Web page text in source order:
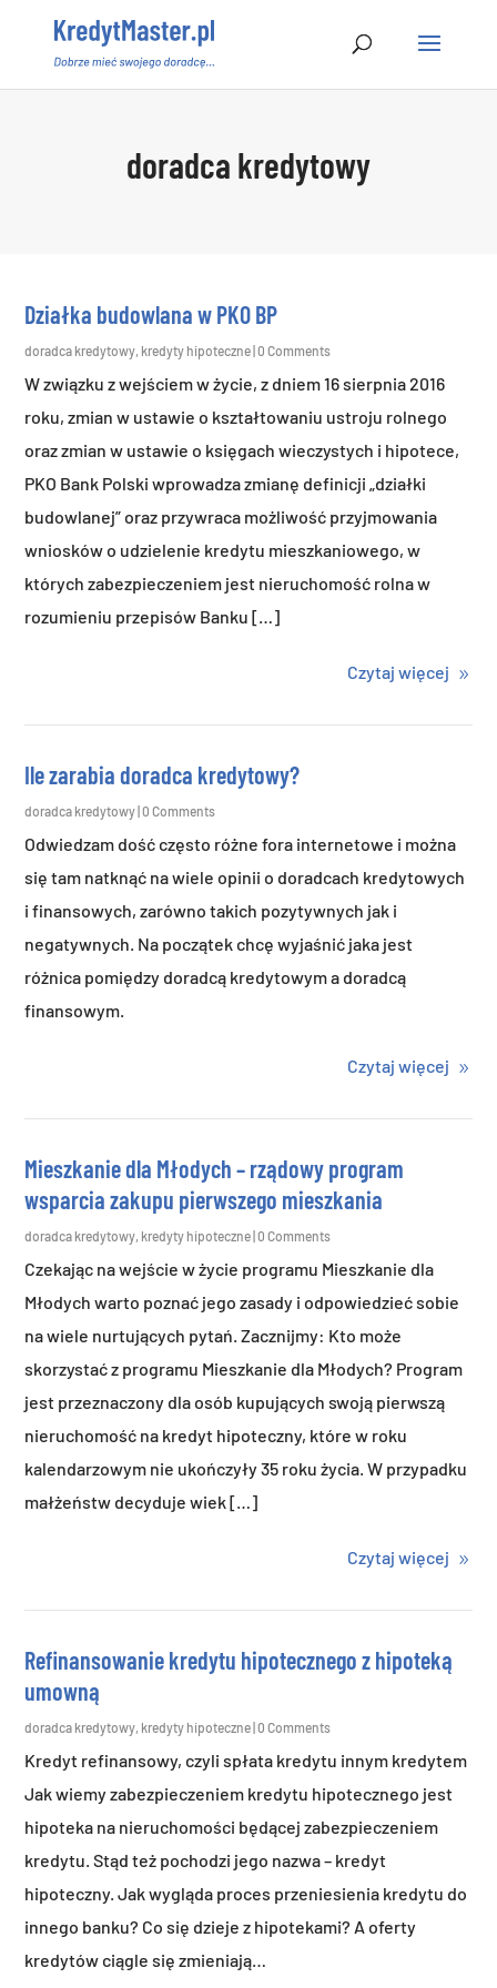
doradca kredytowy
Działka budowlana w PKO BP
doradca kredytowy, kredyty hipoteczne | 0 Comments
W związku z wejściem w życie, z dniem 16 sierpnia 2016
roku, zmian w ustawie o kształtowaniu ustroju rolnego
oraz zmian w ustawie o księgach wieczystych i hipotece,
PKO Bank Polski wprowadza zmianę definicji „działki
budowlanej” oraz przywraca możliwość przyjmowania
wniosków o udzielenie kredytu mieszkaniowego, w
których zabezpieczeniem jest nieruchomość rolna w
rozumieniu przepisów Banku […]
Czytaj więcej
Ile zarabia doradca kredytowy?
doradca kredytowy | 0 Comments
Odwiedzam dość często różne fora internetowe i można
się tam natknąć na wiele opinii o doradcach kredytowych
i finansowych, zarówno takich pozytywnych jak i
negatywnych. Na początek chcę wyjaśnić jaka jest
różnica pomiędzy doradcą kredytowym a doradcą
finansowym.
Czytaj więcej
Mieszkanie dla Młodych – rządowy program
wsparcia zakupu pierwszego mieszkania
doradca kredytowy, kredyty hipoteczne| 0 Comments
Czekając na wejście w życie programu Mieszkanie dla
Młodych warto poznać jego zasady i odpowiedzieć sobie
na wiele nurtujących pytań. Zacznijmy: Kto może
skorzystać z programu Mieszkanie dla Młodych? Program
jest przeznaczony dla osób kupujących swoją pierwszą
nieruchomość na kredyt hipoteczny, które w roku
kalendarzowym nie ukończyły 35 roku życia. W przypadku
małżeństw decyduje wiek […]
Czytaj więcej
Refinansowanie kredytu hipotecznego z hipoteką
umowną
doradca kredytowy kredyty hipoteczne| 0 Comments
Kredyt refinansowy, czyli spłata kredytu innym kredytem
Jak wiemy zabezpieczeniem kredytu hipotecznego jest
hipoteka na nieruchomości będącej zabezpieczeniem
kredytu. Stąd też pochodzi jego nazwa – kredyt
hipoteczny. Jak wygląda proces przeniesienia kredytu do
innego banku? Co się dzieje z hipotekami? A oferty
kredytów ciągle się zmieniają…